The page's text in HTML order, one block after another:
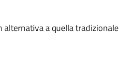
alternativa a quella tradizionale